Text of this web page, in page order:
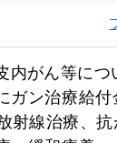
内がん等につ
ガン治療給付
射線治療、